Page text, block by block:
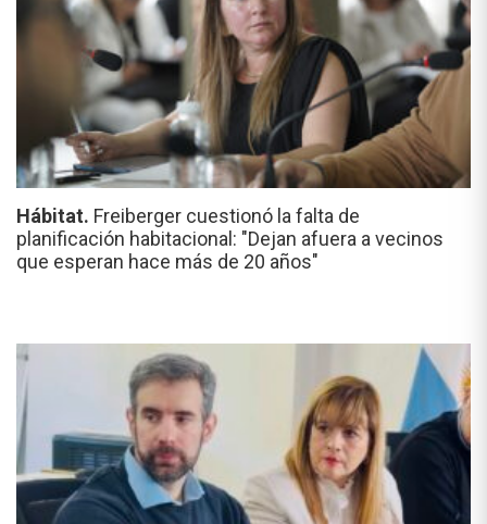
Hábitat. Freiberger cuestionó la falta de
planificación habitacional: "Dejan afuera a vecinos
que esperan hace más de 20 años"